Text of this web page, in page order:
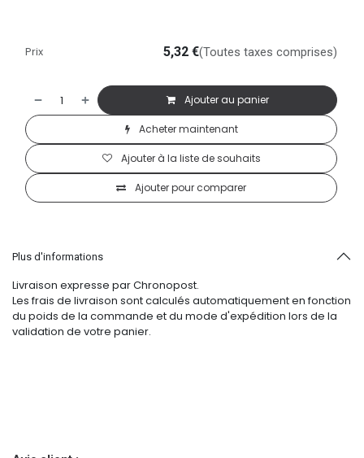
Ajouter au panier
Acheter maintenant
Ajouter pour comparer
Ajouter à la liste de souhaits
Prix 5,32 €(Toutes taxes comprises)
Plus d'informations
Livraison expresse par Chronopost.
Les frais de livraison sont calculés automatiquement en fonction
du poids de la commande et du mode d'expédition lors de la
validation de votre panier.